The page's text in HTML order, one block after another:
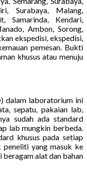
Surabaya, Malang,
Samarinda, Kendari,
Ambon, Sorong,
ekspedisi, ekspedisi,
pemesan. Bukti
khusus atau menuju
dalam laboratorium ini
sepatu, pakaian lab,
sudah ada standard
lab mungkin berbeda.
khusus pada setiap
peneliti yang masuk ke
alat dan bahan